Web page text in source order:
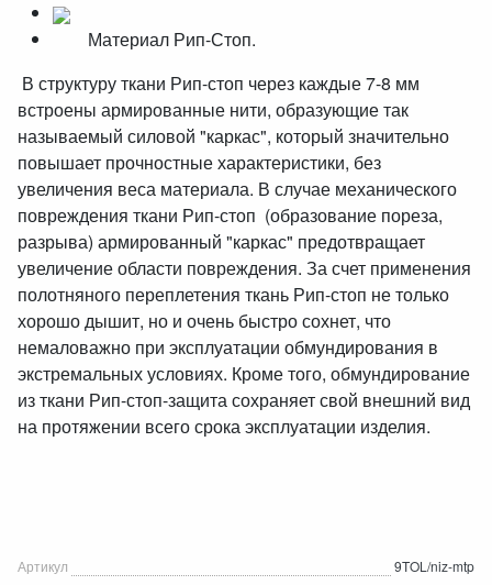
Материал Рип-Стоп.
В структуру ткани Рип-стоп через каждые 7-8 мм
встроены армированные нити, образующие так
называемый силовой "каркас", который значительно
повышает прочностные характеристики, без
увеличения веса материала. В случае механического
повреждения ткани Рип-стоп (образование пореза,
разрыва) армированный "каркас" предотвращает
увеличение области повреждения. За счет применения
полотняного переплетения ткань Рип-стоп не только
хорошо дышит, но и очень быстро сохнет, что
немаловажно при эксплуатации обмундирования в
экстремальных условиях. Кроме того, обмундирование
из ткани Рип-стоп-защита сохраняет свой внешний вид
на протяжении всего срока эксплуатации изделия.
Артикул
9TOL/niz-mtp